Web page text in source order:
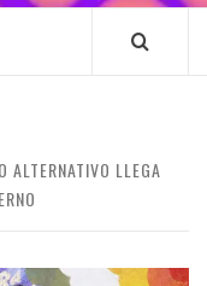
ALTERNATIVO LLEGA